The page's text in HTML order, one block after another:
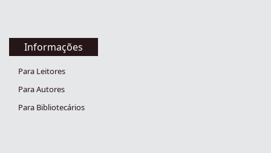
Informações
Para Leitores
Para Autores
Para Bibliotecários